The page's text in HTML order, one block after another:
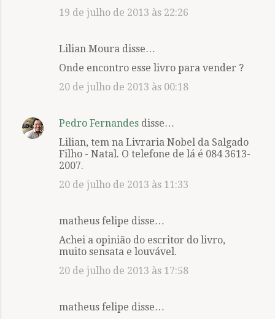
19 de julho de 2013 às 22:26
Lilian Moura disse…
Onde encontro esse livro para vender ?
20 de julho de 2013 às 00:18
Pedro Fernandes disse…
Lilian, tem na Livraria Nobel da Salgado
Filho - Natal. O telefone de lá é 084 3613-
2007.
20 de julho de 2013 às 11:33
matheus felipe disse…
Achei a opinião do escritor do livro,
muito sensata e louvável.
20 de julho de 2013 às 17:58
matheus felipe disse…